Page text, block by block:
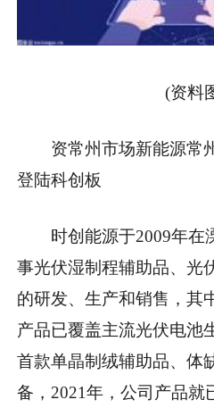
(资料
资常州市场新能源常
登陆科创板
时创能源于2009年在
事光伏湿制程辅助品、光
的研发、生产和销售，其
产品已覆盖主流光伏电池
首款单晶制绒辅助品、体
备，2021年，公司产品就